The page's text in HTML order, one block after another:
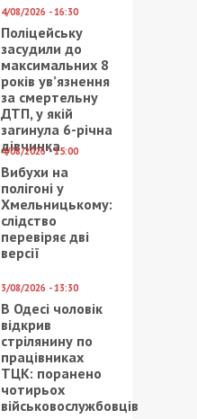
4/08/2026 - 16:30
Поліцейську
засудили до
максимальних 8
років ув’язнення
за смертельну
ДТП, у якій
загинула 6-річна
дівчинка
4/08/2026 - 15:00
Вибухи на
полігоні у
Хмельницькому:
слідство
перевіряє дві
версії
3/08/2026 - 13:30
В Одесі чоловік
відкрив
стрілянину по
працівниках
ТЦК: поранено
чотирьох
військовослужбовців